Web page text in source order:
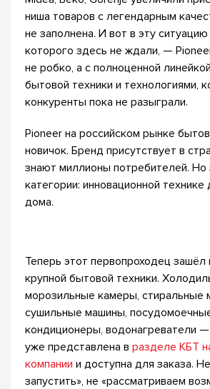
ниша товаров с легендарным
не заполнена. И вот в эту
которого здесь не ждали, —
не робко, а с полноценной
бытовой техники и технологиями,
конкуренты пока не разыграли.
Pioneer на российском рынке
новичок. Бренд присутствует в
знают миллионы потребителей. Но
категории: инновационной технике
дома.
Теперь этот первопроходец
крупной бытовой техники.
морозильные камеры, стиральные
сушильные машины,
кондиционеры, водонагреватели —
уже представлена в разделе КБТ
компании и доступна для заказа.
запустить», не «рассматриваем